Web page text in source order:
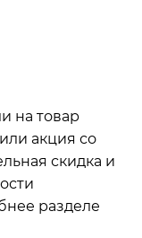
на товар
акция со
скидка и
разделе